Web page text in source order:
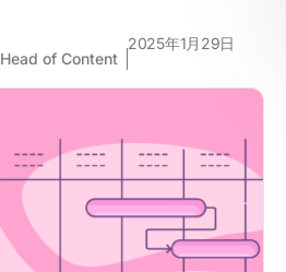
Head of Content
2025年1月29日